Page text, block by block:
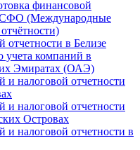
финансовой
(Международные
отчетности в Белизе
учета компаний в
Эмиратах (ОАЭ)
и налоговой отчетности
и налоговой отчетности
Островах
и налоговой отчетности в